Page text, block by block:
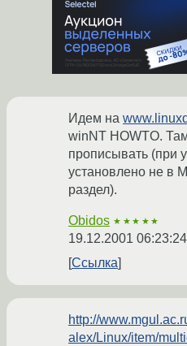
Идем на
winNT HOWTO.
прописывать (при
установлено не в
раздел).
Obidos ★★★★★
19.12.2001
Ссылка
http://
alex/Linux/item/